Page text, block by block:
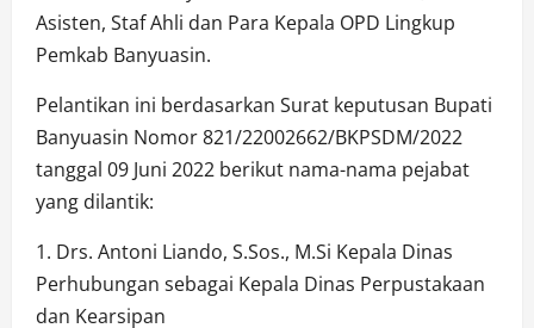
Asisten, Staf Ahli dan Para Kepala OPD Lingkup
Pemkab Banyuasin.
Pelantikan ini berdasarkan Surat keputusan Bupati
Banyuasin Nomor 821/22002662/BKPSDM/2022
tanggal 09 Juni 2022 berikut nama-nama pejabat
yang dilantik:
1. Drs. Antoni Liando, S.Sos., M.Si Kepala Dinas
Perhubungan sebagai Kepala Dinas Perpustakaan
dan Kearsipan